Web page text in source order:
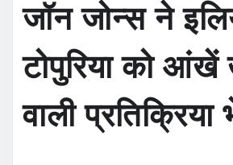
जॉन जोन्स ने
टोपुरिया को
वाली प्रतिक्रिया